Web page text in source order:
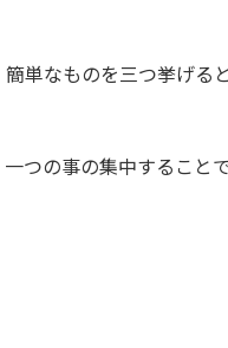
単なものを三つ挙げると
の事の集中すること